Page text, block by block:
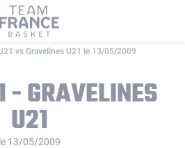
vs Gravelines U21 le 13/05/2009
- GRAVELINES
U21
le 13/05/2009